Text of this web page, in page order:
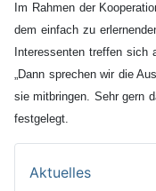
Aktuelles
Im Rahmen der
dem einfach zu
Interessenten treffen
„Dann sprechen wir die
sie mitbringen. Sehr gern
festgelegt.